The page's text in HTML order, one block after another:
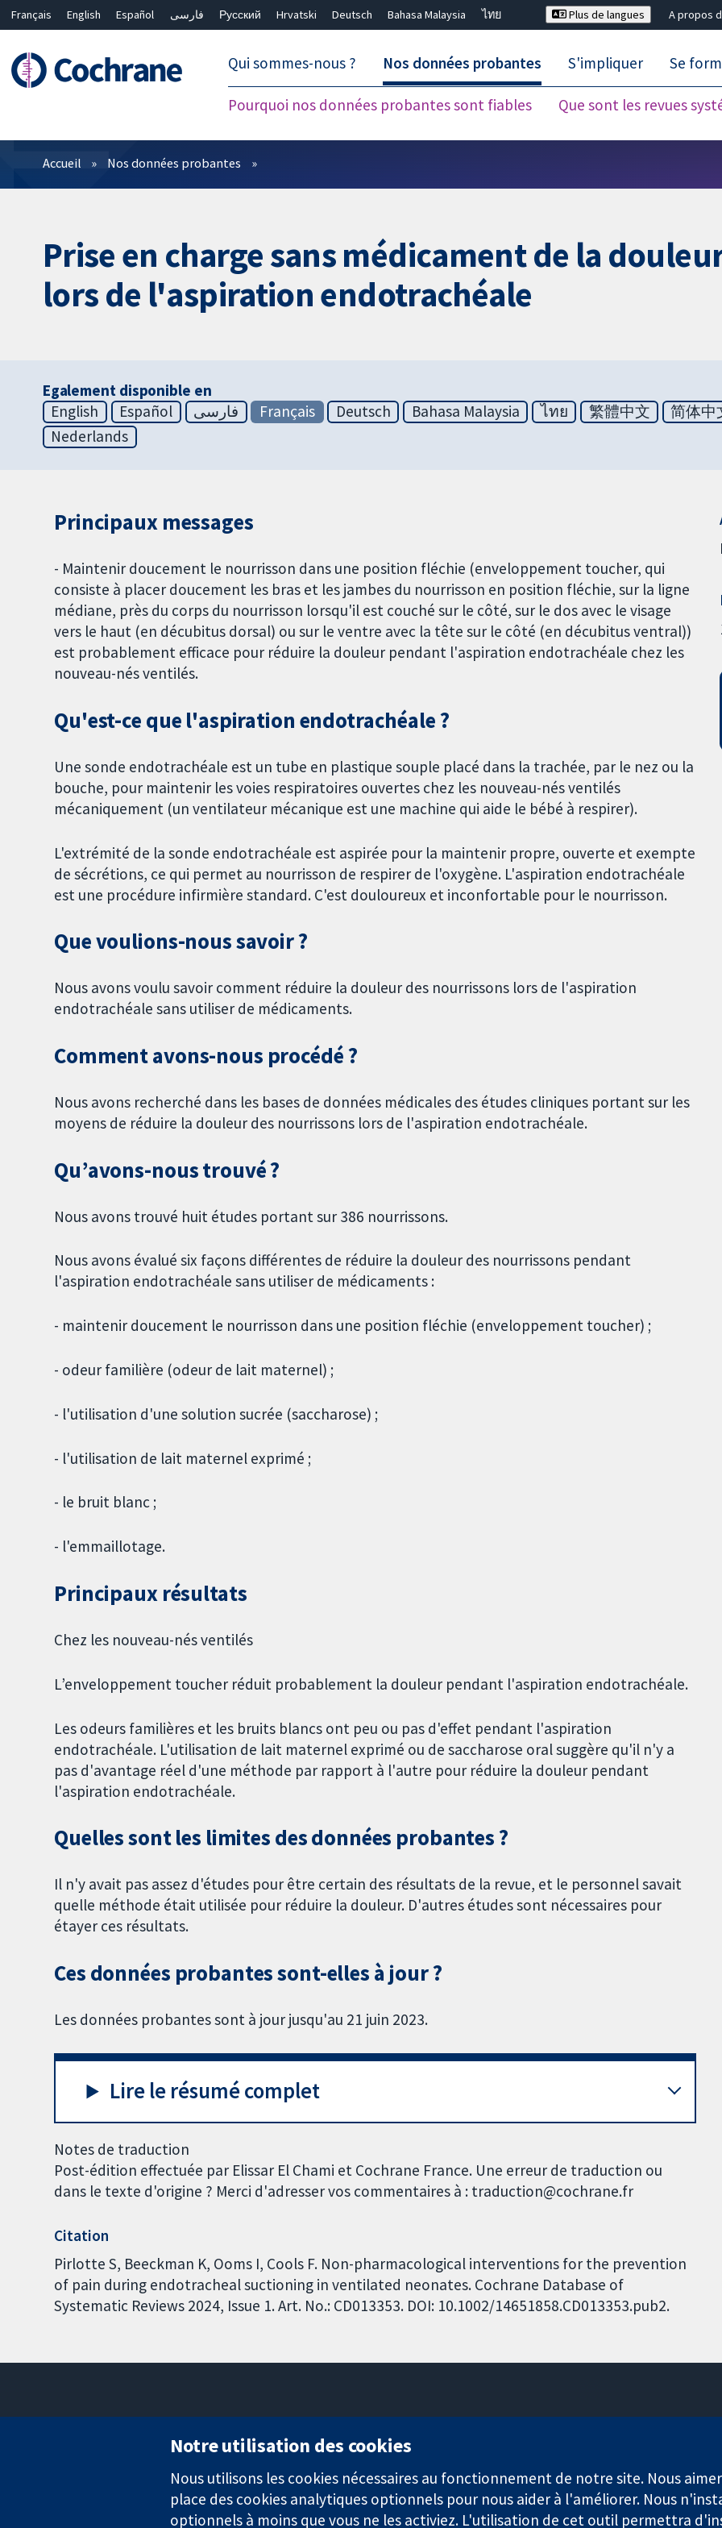
Français English Español فارسی Русский Hrvatski Deutsch Bahasa Malaysia
ไทย
Plus de langues A propos
Qui sommes-nous ? Nos données probantes
Pourquoi nos données probantes sont fiables Que sont les revues
S'impliquer Se
Filtres
Accueil Nos données probantes
Prise en charge sans médicament de la
lors de l'aspiration endotrachéale
Egalement disponible en
English
Español فارسی Français Deutsch Bahasa Malaysia ไทย 繁體中文 简体中
Nederlands
Principaux messages
- Maintenir doucement le nourrisson dans une position fléchie (enveloppement toucher, qui
consiste à placer doucement les bras et les jambes du nourrisson en position fléchie, sur la ligne
médiane, près du corps du nourrisson lorsqu'il est couché sur le côté, sur le dos avec le visage
vers le haut (en décubitus dorsal) ou sur le ventre avec la tête sur le côté (en décubitus ventral))
est probablement efficace pour réduire la douleur pendant l'aspiration endotrachéale chez les
nouveau-nés ventilés.
Qu'est-ce que l'aspiration endotrachéale ?
Une sonde endotrachéale est un tube en plastique souple placé dans la trachée, par le nez ou la
bouche, pour maintenir les voies respiratoires ouvertes chez les nouveau-nés ventilés
mécaniquement (un ventilateur mécanique est une machine qui aide le bébé à respirer).
L'extrémité de la sonde endotrachéale est aspirée pour la maintenir propre, ouverte et exempte
de sécrétions, ce qui permet au nourrisson de respirer de l'oxygène. L'aspiration endotrachéale
est une procédure infirmière standard. C'est douloureux et inconfortable pour le nourrisson.
Que voulions-nous savoir ?
Nous avons voulu savoir comment réduire la douleur des nourrissons lors de l'aspiration
endotrachéale sans utiliser de médicaments.
Comment avons-nous procédé ?
Nous avons recherché dans les bases de données médicales des études cliniques portant sur les
moyens de réduire la douleur des nourrissons lors de l'aspiration endotrachéale.
Qu’avons-nous trouvé ?
Nous avons trouvé huit études portant sur 386 nourrissons.
Nous avons évalué six façons différentes de réduire la douleur des nourrissons pendant
l'aspiration endotrachéale sans utiliser de médicaments :
- maintenir doucement le nourrisson dans une position fléchie (enveloppement toucher) ;
- odeur familière (odeur de lait maternel) ;
- l'utilisation d'une solution sucrée (saccharose) ;
- l'utilisation de lait maternel exprimé ;
- le bruit blanc ;
- l'emmaillotage.
Principaux résultats
Chez les nouveau-nés ventilés
L’enveloppement toucher réduit probablement la douleur pendant l'aspiration endotrachéale.
Les odeurs familières et les bruits blancs ont peu ou pas d'effet pendant l'aspiration
endotrachéale. L'utilisation de lait maternel exprimé ou de saccharose oral suggère qu'il n'y a
pas d'avantage réel d'une méthode par rapport à l'autre pour réduire la douleur pendant
l'aspiration endotrachéale.
Quelles sont les limites des données probantes ?
Il n'y avait pas assez d'études pour être certain des résultats de la revue, et le personnel savait
quelle méthode était utilisée pour réduire la douleur. D'autres études sont nécessaires pour
étayer ces résultats.
Ces données probantes sont-elles à jour ?
Les données probantes sont à jour jusqu'au 21 juin 2023.
Lire le résumé complet
Notes de traduction
Post-édition effectuée par Elissar El Chami et Cochrane France. Une erreur de traduction ou
dans le texte d'origine ? Merci d'adresser vos commentaires à : traduction@cochrane.fr
Citation
Pirlotte S, Beeckman K, Ooms I, Cools F. Non-pharmacological interventions for the prevention
of pain during endotracheal suctioning in ventilated neonates. Cochrane Database of
Systematic Reviews 2024, Issue 1. Art. No.: CD013353. DOI: 10.1002/14651858.CD013353.pub2.
Londres
W1G0AN
Royaume-Uni
Notre utilisation des cookies
Nous utilisons les cookies nécessaires au fonctionnement de notre site. Nous
place des cookies analytiques optionnels pour nous aider à l'améliorer. Nous
optionnels à moins que vous ne les activiez. L'utilisation de cet outil permettra